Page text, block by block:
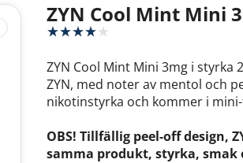
ZYN Cool Mint Mini
ZYN Cool Mint Mini 3mg i
ZYN, med noter av mentol och
nikotinstyrka och kommer i
OBS! Tillfällig peel-off design,
samma produkt, styrka,